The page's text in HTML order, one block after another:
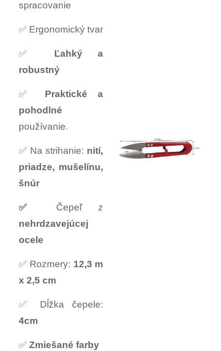
spracovanie
✅ Ergonomický tvar
✅ Ľahký a
robustný
✅ Praktické a
pohodlné
používanie.
✅ Na strihanie: nití,
priadze, mušelínu,
šnúr
✅
Čepeľ z
nehrdzavejúcej
ocele
✅ Rozmery: 12,3 m
x 2,5 cm
✅ Dĺžka čepele:
4cm
✅ Zmiešané farby